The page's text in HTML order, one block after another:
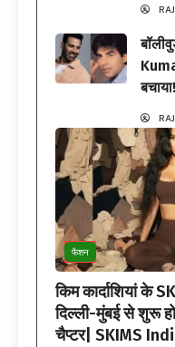
बचाया!
फैशन
किम कार्दाशियां के
दिल्ली-मुंबई से शुरू
चैप्टर| SKIMS